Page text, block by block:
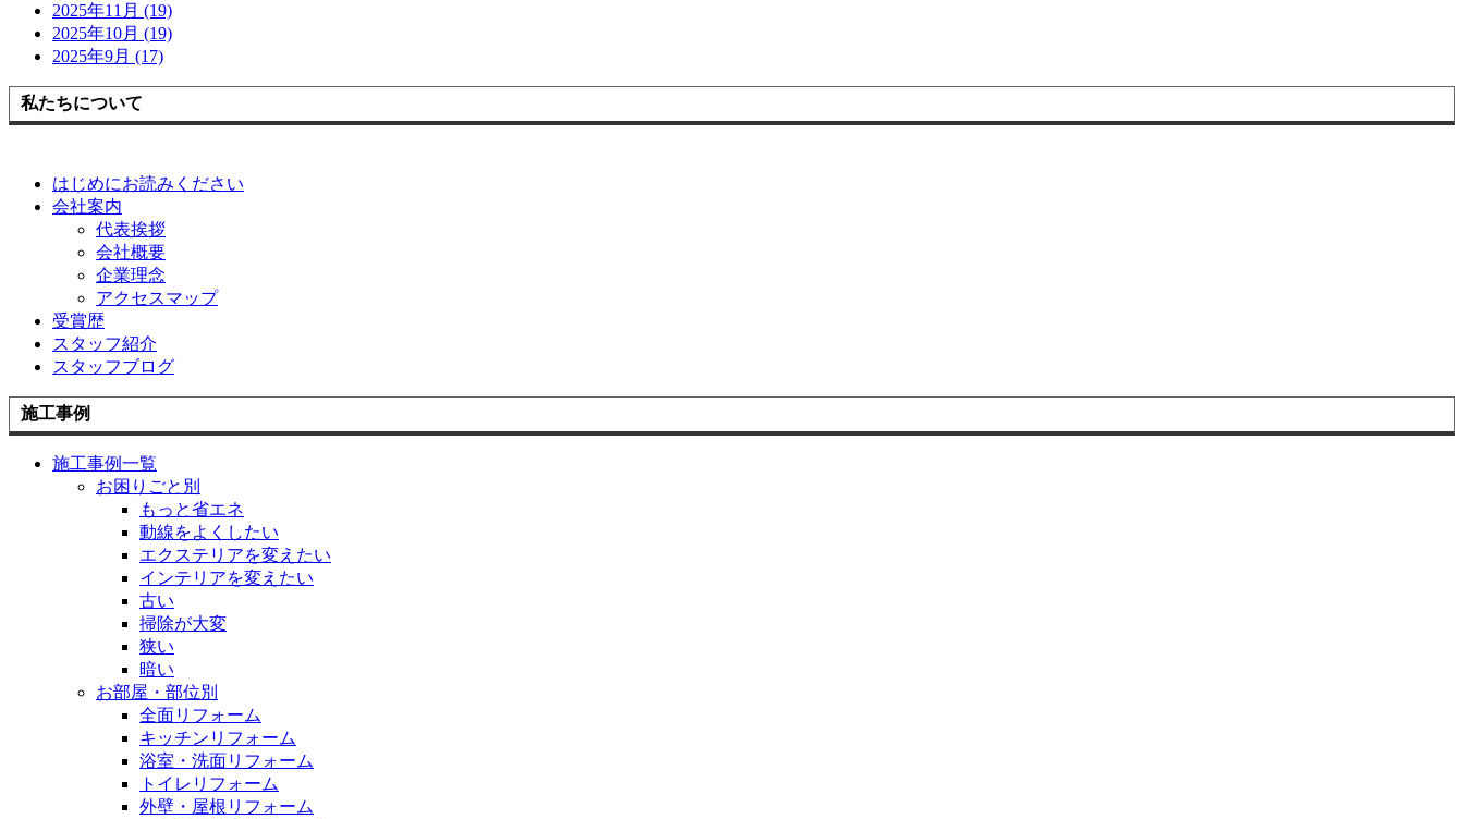
2025年11月 (19)
2025年10月 (19)
2025年9月 (17)
私たちについて
はじめにお読みください
会社案内
代表挨拶
会社概要
企業理念
アクセスマップ
受賞歴
スタッフ紹介
スタッフブログ
施工事例
施工事例一覧
お困りごと別
もっと省エネ
動線をよくしたい
エクステリアを変えたい
インテリアを変えたい
古い
掃除が大変
狭い
暗い
お部屋・部位別
全面リフォーム
キッチンリフォーム
浴室・洗面リフォーム
トイレリフォーム
外壁・屋根リフォーム